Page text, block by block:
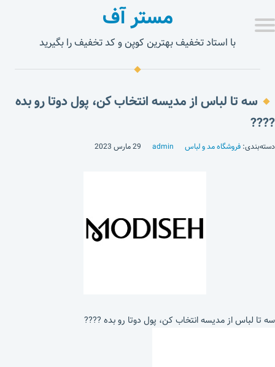
مستر آف
با استاد تخفیف بهترین کوپن و کد تخفیف را بگیرید
سه تا لباس از مدیسه انتخاب کن، پول دوتا رو بده
????
دسته‌بندی: فروشگاه مد و لباس admin 29 مارس 2023
سه تا لباس از مدیسه انتخاب کن، پول دوتا رو بده ????